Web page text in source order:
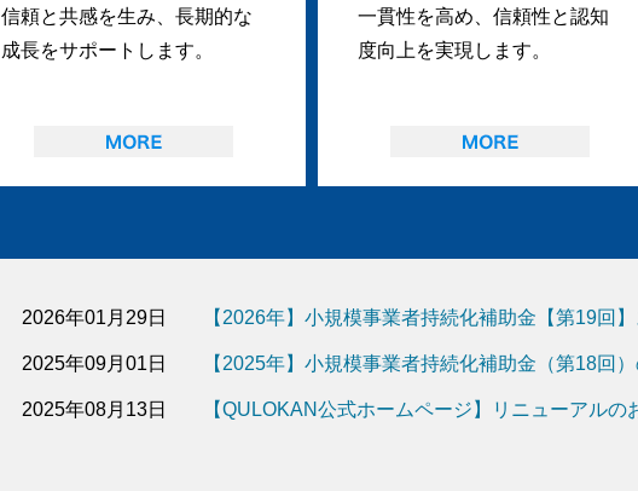
信頼と共感を生み、長期的な
成長をサポートします。
一貫性を高め、信頼性と認知
度向上を実現します。
2026年01月29日 【2026年】小規模事業者持続化補助金【第19回
2025年09月01日 【2025年】小規模事業者持続化補助金（第18回
2025年08月13日 【QULOKAN公式ホームページ】リニューアルの